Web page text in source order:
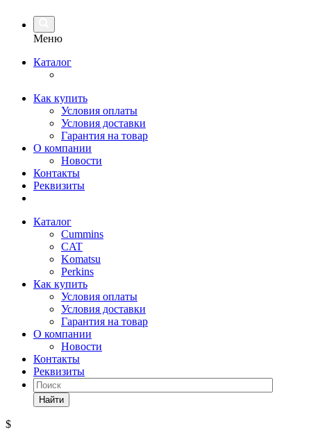
Меню
Каталог
Как купить
Условия оплаты
Условия доставки
Гарантия на товар
О компании
Новости
Контакты
Реквизиты
Каталог
Cummins
CAT
Komatsu
Perkins
Как купить
Условия оплаты
Условия доставки
Гарантия на товар
О компании
Новости
Контакты
Реквизиты
Найти
$